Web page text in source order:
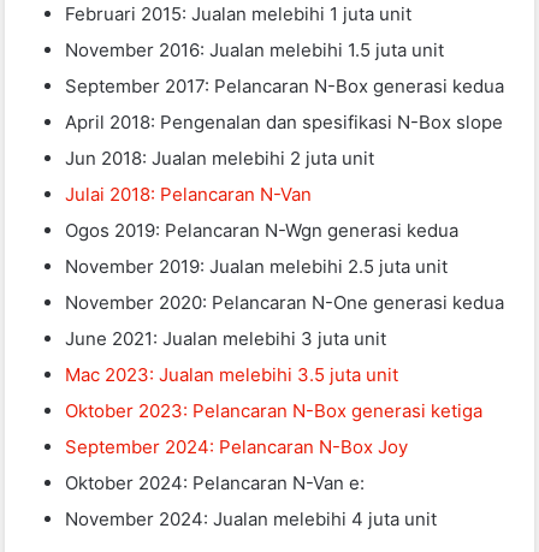
Februari 2015: Jualan melebihi 1 juta unit
November 2016: Jualan melebihi 1.5 juta unit
September 2017: Pelancaran N-Box generasi kedua
April 2018: Pengenalan dan spesifikasi N-Box slope
Jun 2018: Jualan melebihi 2 juta unit
Julai 2018: Pelancaran N-Van
Ogos 2019: Pelancaran N-Wgn generasi kedua
November 2019: Jualan melebihi 2.5 juta unit
November 2020: Pelancaran N-One generasi kedua
June 2021: Jualan melebihi 3 juta unit
Mac 2023: Jualan melebihi 3.5 juta unit
Oktober 2023: Pelancaran N-Box generasi ketiga
September 2024: Pelancaran N-Box Joy
Oktober 2024: Pelancaran N-Van e:
November 2024: Jualan melebihi 4 juta unit